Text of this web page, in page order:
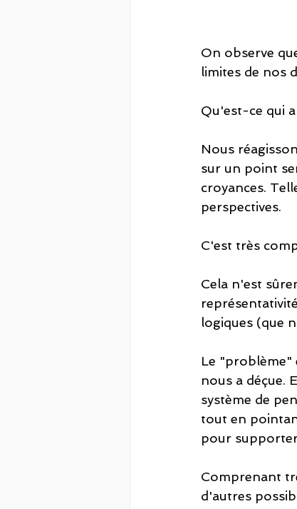
On observe
limites de nos
Qu'est-ce qui
Nous
sur un point
croyances.
perspectives.
C'est très
Cela n'est
logiques (que
Le "problème"
nous a déçue.
système de
tout en
pour
Comprenant
d'autres